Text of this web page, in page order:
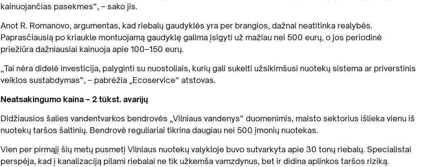
kainuojančias pasekmes“, – sako jis.
Anot R. Romanovo, argumentas, kad riebalų gaudyklės yra per brangios, dažnai neatitinka realybės.
Paprasčiausią po kriaukle montuojamą gaudyklę galima įsigyti už mažiau nei 500 eurų, o jos periodinė
priežiūra dažniausiai kainuoja apie 100–150 eurų.
„Tai nėra didelė investicija, palyginti su nuostoliais, kurių gali sukelti užsikimšusi nuotekų sistema ar priverstinis
veiklos sustabdymas“, – pabrėžia „Ecoservice“ atstovas.
Neatsakingumo kaina – 2 tūkst. avarijų
Didžiausios šalies vandentvarkos bendrovės „Vilniaus vandenys“ duomenimis, maisto sektorius išlieka vienu iš
nuotekų taršos šaltinių. Bendrovė reguliariai tikrina daugiau nei 500 įmonių nuotekas.
Vien per pirmąjį šių metų pusmetį Vilniaus nuotekų valykloje buvo sutvarkyta apie 30 tonų riebalų. Specialistai
perspėja, kad į kanalizaciją pilami riebalai ne tik užkemša vamzdynus, bet ir didina aplinkos taršos riziką.